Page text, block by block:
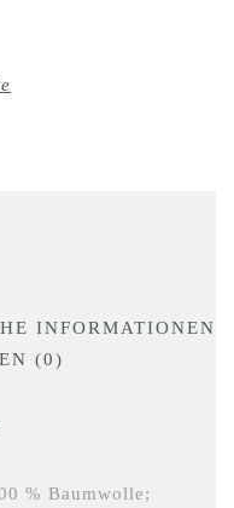
INFORMATIONEN
(0)
% Baumwolle;